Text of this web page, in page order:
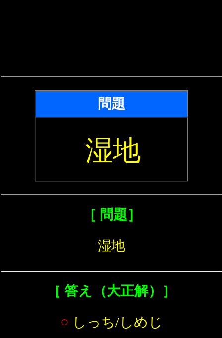
問題
湿地
［ 問題］
湿地
［ 答え（大正解）］
○ しっち/しめじ